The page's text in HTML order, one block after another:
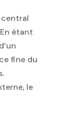
étant
fine du
le